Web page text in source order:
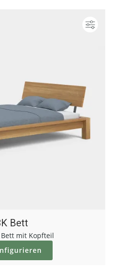
Bett
mit Kopfteil